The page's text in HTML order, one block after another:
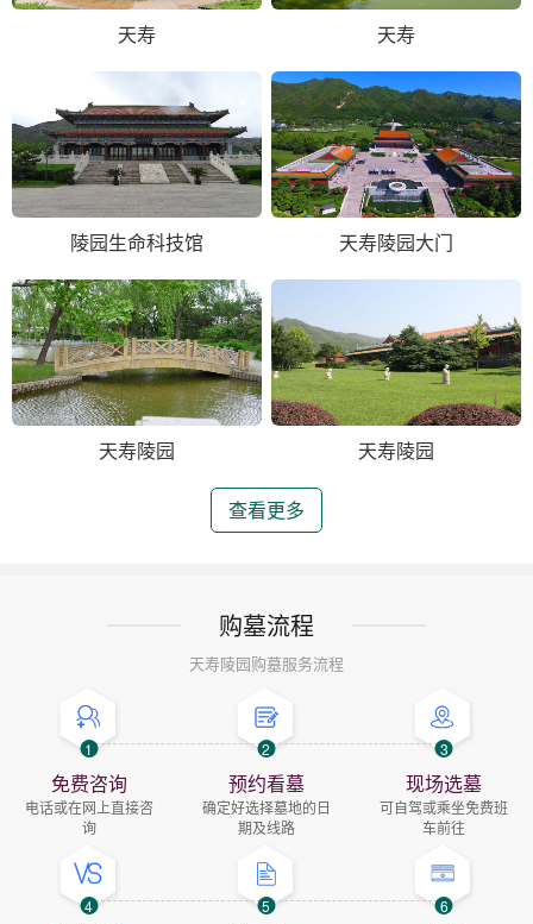
天寿 天寿
陵园生命科技馆 天寿陵园大门
天寿陵园 天寿陵园
查看更多
购墓流程
天寿陵园购墓服务流程
1
免费咨询
电话或在网上直接咨
询
2
预约看墓
确定好选择墓地的日
期及线路
3
现场选墓
可自驾或乘坐免费班
车前往
4 5 6